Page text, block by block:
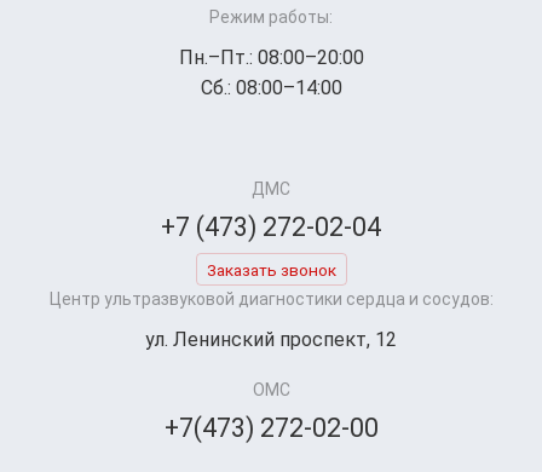
Режим работы:
Пн.–Пт.: 08:00–20:00
Сб.: 08:00–14:00
ДМС
+7 (473) 272-02-04
Заказать звонок
Центр ультразвуковой диагностики сердца и сосудов:
ул. Ленинский проспект, 12
ОМС
+7(473) 272-02-00